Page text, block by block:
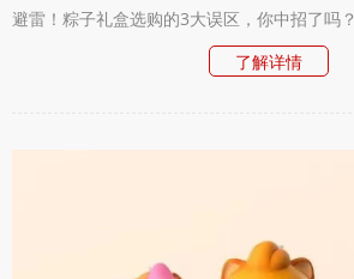
避雷！粽子礼盒选购的3大误区，你中招了吗？
了解详情